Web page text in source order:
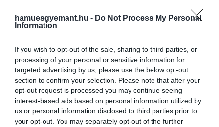
hamuesgyemant.hu - Do Not Process My Personal
Information
If you wish to opt-out of the sale, sharing to third parties, or
processing of your personal or sensitive information for
targeted advertising by us, please use the below opt-out
section to confirm your selection. Please note that after your
opt-out request is processed you may continue seeing
interest-based ads based on personal information utilized by
us or personal information disclosed to third parties prior to
your opt-out. You may separately opt-out of the further
A török dondurma első pillantásra egy
átlagos fagylaltnak tűnik, de egészen más
szabályok szerint viselkedik: nyúlik,
vágható, a tölcsérben fejjel lefelé fordítva
sem adja meg könnyen magát. Különös
állagát egy vad orchideák gumójából…
2026. JÚLIUS 2. ● OLÁH-BEBESI BORBÁLA
el: ilyen a különleges török…
OLÁH-BEBESI BORBÁLA